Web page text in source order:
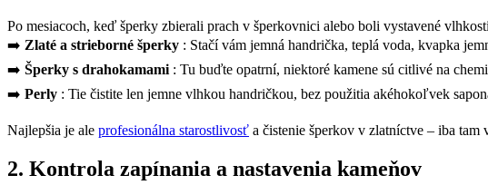
Po mesiacoch, keď šperky zbierali prach v šperkovnici alebo boli vystavené
➡️ Zlaté a strieborné šperky : Stačí vám jemná handrička, teplá voda, kvapka
➡️ Šperky s drahokamami : Tu buďte opatrní, niektoré kamene sú citlivé na
➡️ Perly : Tie čistite len jemne vlhkou handričkou, bez použitia akéhokoľvek
Najlepšia je ale profesionálna starostlivosť a čistenie šperkov v zlatníctve – iba
2. Kontrola zapínania a nastavenia kameňov